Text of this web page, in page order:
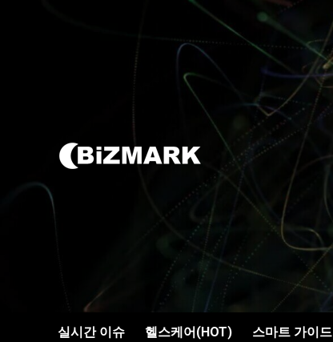
실시간 이슈 헬스케어(HOT) 스마트 가이드